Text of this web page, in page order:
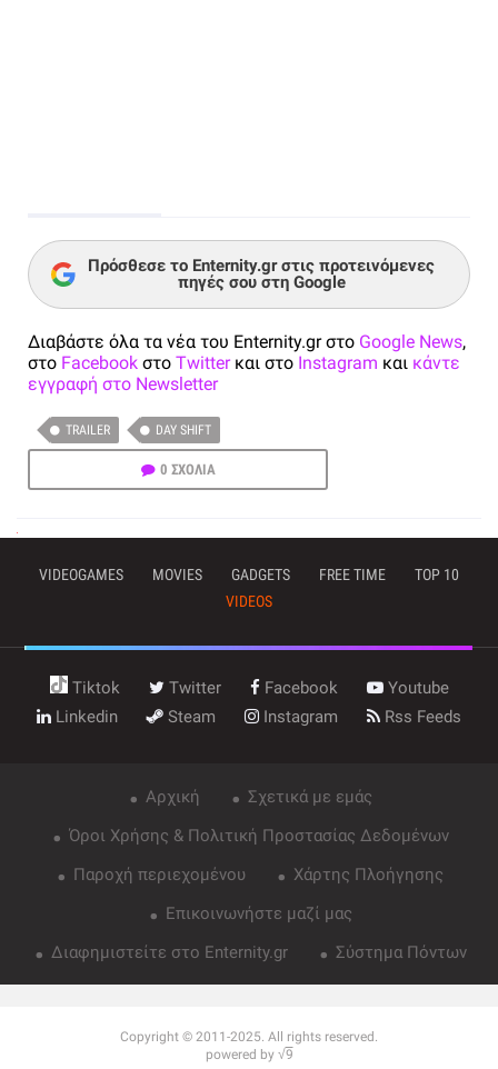
Πρόσθεσε το Enternity.gr στις προτεινόμενες
πηγές σου στη Google
Διαβάστε όλα τα νέα του Enternity.gr στο Google News,
στο Facebook στο Twitterκαι στο Instagram και κάντε
εγγραφή στο Newsletter
TRAILER DAY SHIFT
0 ΣΧΟΛΙΑ
VIDEOGAMES MOVIES GADGETS FREE TIME
TOP 10
VIDEOS
Tiktok Twitter Facebook
Youtube
Linkedin
Steam Instagram Rss Feeds
Αρχική
Σχετικά με εμάς
Όροι Χρήσης & Πολιτική Προστασίας Δεδομένων
Παροχή περιεχομένου
Χάρτης Πλοήγησης
Επικοινωνήστε μαζί μας
Διαφημιστείτε στο Enternity.gr
Σύστημα Πόντων
Copyright © 2011-2025. All rights reserved.
powered by √9